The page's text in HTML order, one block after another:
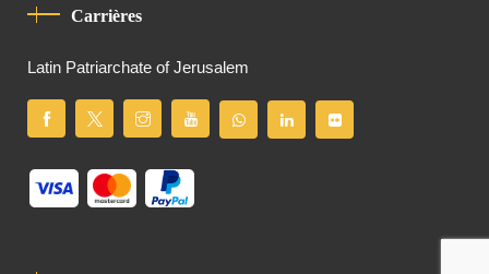
Carrières
Latin Patriarchate of Jerusalem